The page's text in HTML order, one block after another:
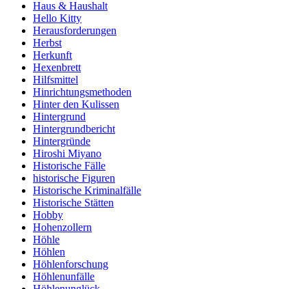
Haus & Haushalt
Hello Kitty
Herausforderungen
Herbst
Herkunft
Hexenbrett
Hilfsmittel
Hinrichtungsmethoden
Hinter den Kulissen
Hintergrund
Hintergrundbericht
Hintergründe
Hiroshi Miyano
Historische Fälle
historische Figuren
Historische Kriminalfälle
Historische Stätten
Hobby
Hohenzollern
Höhle
Höhlen
Höhlenforschung
Höhlenunfälle